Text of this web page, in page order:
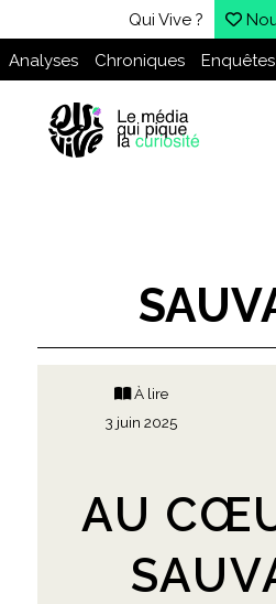
Qui Vive ?
Analyses Chroniques Enquêtes
À lire
3 juin 2025
AU